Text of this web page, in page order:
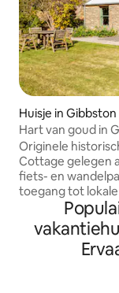
Huisje in Gibbston
Hart van goud in
Originele
Cottage gelegen
fiets- en
toegang tot
Uitgelicht in de
NZ Lonely
prachtig
Goldminers